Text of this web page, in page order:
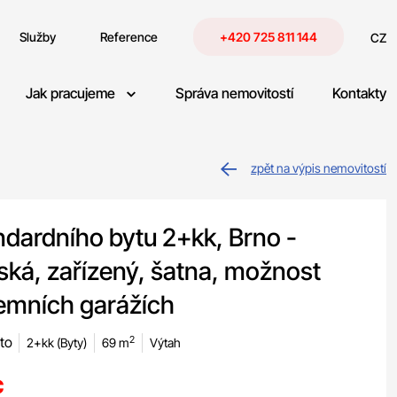
Služby Reference +420 725 811 144 CZ
Jak pracujeme Správa nemovitostí Kontakty
zpět na výpis nemovitostí
bytu 2+kk, Brno -
zařízený, šatna, možnost
garážích
2+kk (Byty) 69 m2 Výtah